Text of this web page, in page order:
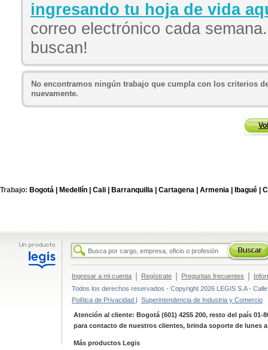
ingresando tu hoja de vida
correo electrónico cada
buscan!
No encontramos ningún trabajo que cumpla con los criterios
nuevamente.
Trabajo: Bogotá | Medellín | Cali | Barranquilla | Cartagena | Armenia | Ibagué |
Ingresar a mi cuenta | Regístrate | Preguntas frecuentes |
Todos los derechos reservados - Copyright 2026 LEGIS S.A -
Política de Privacidad | Superintendencia de Industria y Comercio
Atención al cliente: Bogotá (601) 4255 200, resto del país 01-
para contacto de nuestros clientes, brinda soporte de lunes
Más productos Legis